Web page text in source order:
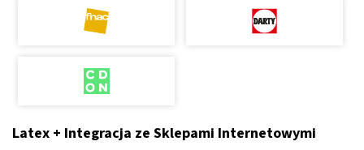
Latex + Integracja ze Sklepami Internetowymi